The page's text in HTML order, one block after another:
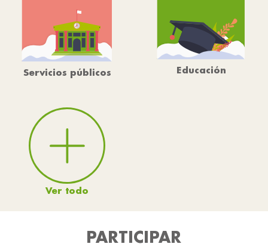
Servicios públicos Educación
Ver todo
PARTICIPAR